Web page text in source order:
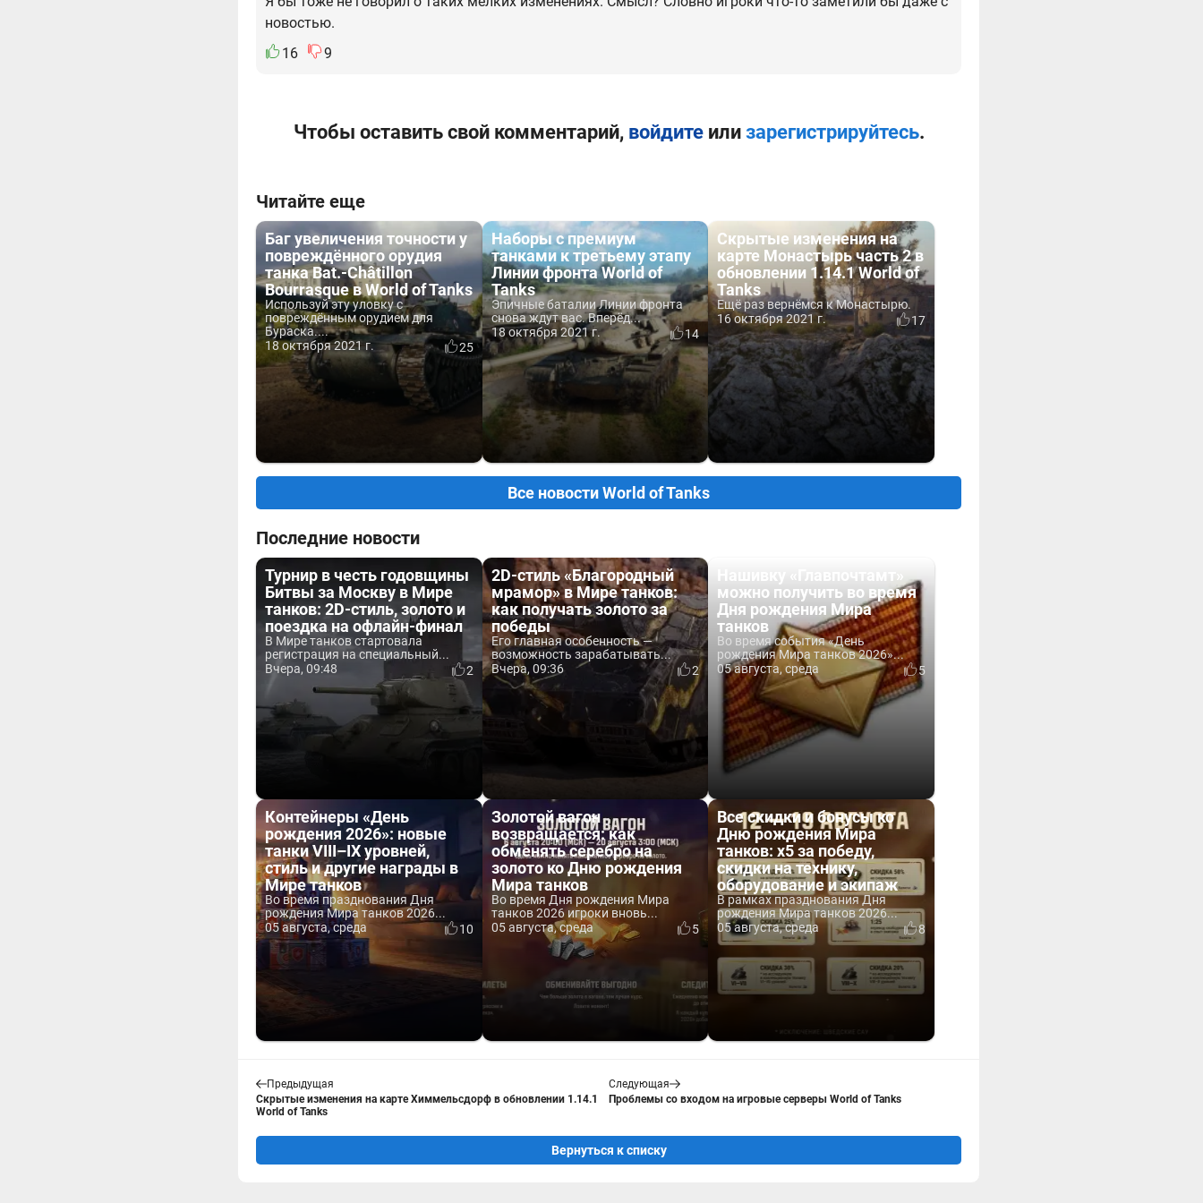
новостью.
16
9
Чтобы оставить свой комментарий, войдитеили зарегистрируйтесь.
Читайте еще
Баг увеличения точности у
повреждённого орудия
танка Bat.-Châtillon
Bourrasque в World of Tanks
Используй эту уловку с
повреждённым орудием для
Бураска....
18 октября 2021 г.
25
Наборы с премиум
танками к третьему этапу
Линии фронта World of
Tanks
Эпичные баталии Линии фронта
снова ждут вас. Вперёд...
18 октября 2021 г.
14
Скрытые изменения на
карте Монастырь часть 2 в
обновлении 1.14.1 World of
Tanks
Ещё раз вернёмся к Монастырю.
16 октября 2021 г.
17
Все новости World of Tanks
Последние новости
Турнир в честь годовщины
Битвы за Москву в Мире
танков: 2D-стиль, золото и
поездка на офлайн-финал
В Мире танков стартовала
регистрация на специальный...
Вчера, 09:48
2
2D-стиль «Благородный
мрамор» в Мире танков:
как получать золото за
победы
Его главная особенность —
возможность зарабатывать...
Вчера, 09:36
2
Нашивку «Главпочтамт»
можно получить во время
Дня рождения Мира
танков
Во время события «День
рождения Мира танков 2026»...
05 августа, среда
5
Контейнеры «День
рождения 2026»: новые
танки VIII–IX уровней,
стиль и другие награды в
Мире танков
Во время празднования Дня
рождения Мира танков 2026...
05 августа, среда
10
Золотой вагон
возвращается: как
обменять серебро на
золото ко Дню рождения
Мира танков
Во время Дня рождения Мира
танков 2026 игроки вновь...
05 августа, среда
5
Все скидки и бонусы ко
Дню рождения Мира
танков: x5 за победу,
скидки на технику,
оборудование и экипаж
В рамках празднования Дня
рождения Мира танков 2026...
05 августа, среда
8
Предыдущая
Скрытые изменения на карте Химмельсдорф в обновлении 1.14.1
World of Tanks
Следующая
Проблемы со входом на игровые серверы World of Tanks
Вернуться к списку